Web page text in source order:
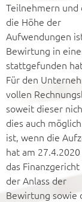
Teilnehmern und
die Höhe der
Aufwendungen
Bewirtung in
stattgefunden
Für den
vollen
soweit dieser
dies auch möglich
ist, wenn die
hat am 27.4.2020
das
der Anlass der
Bewirtung sowie